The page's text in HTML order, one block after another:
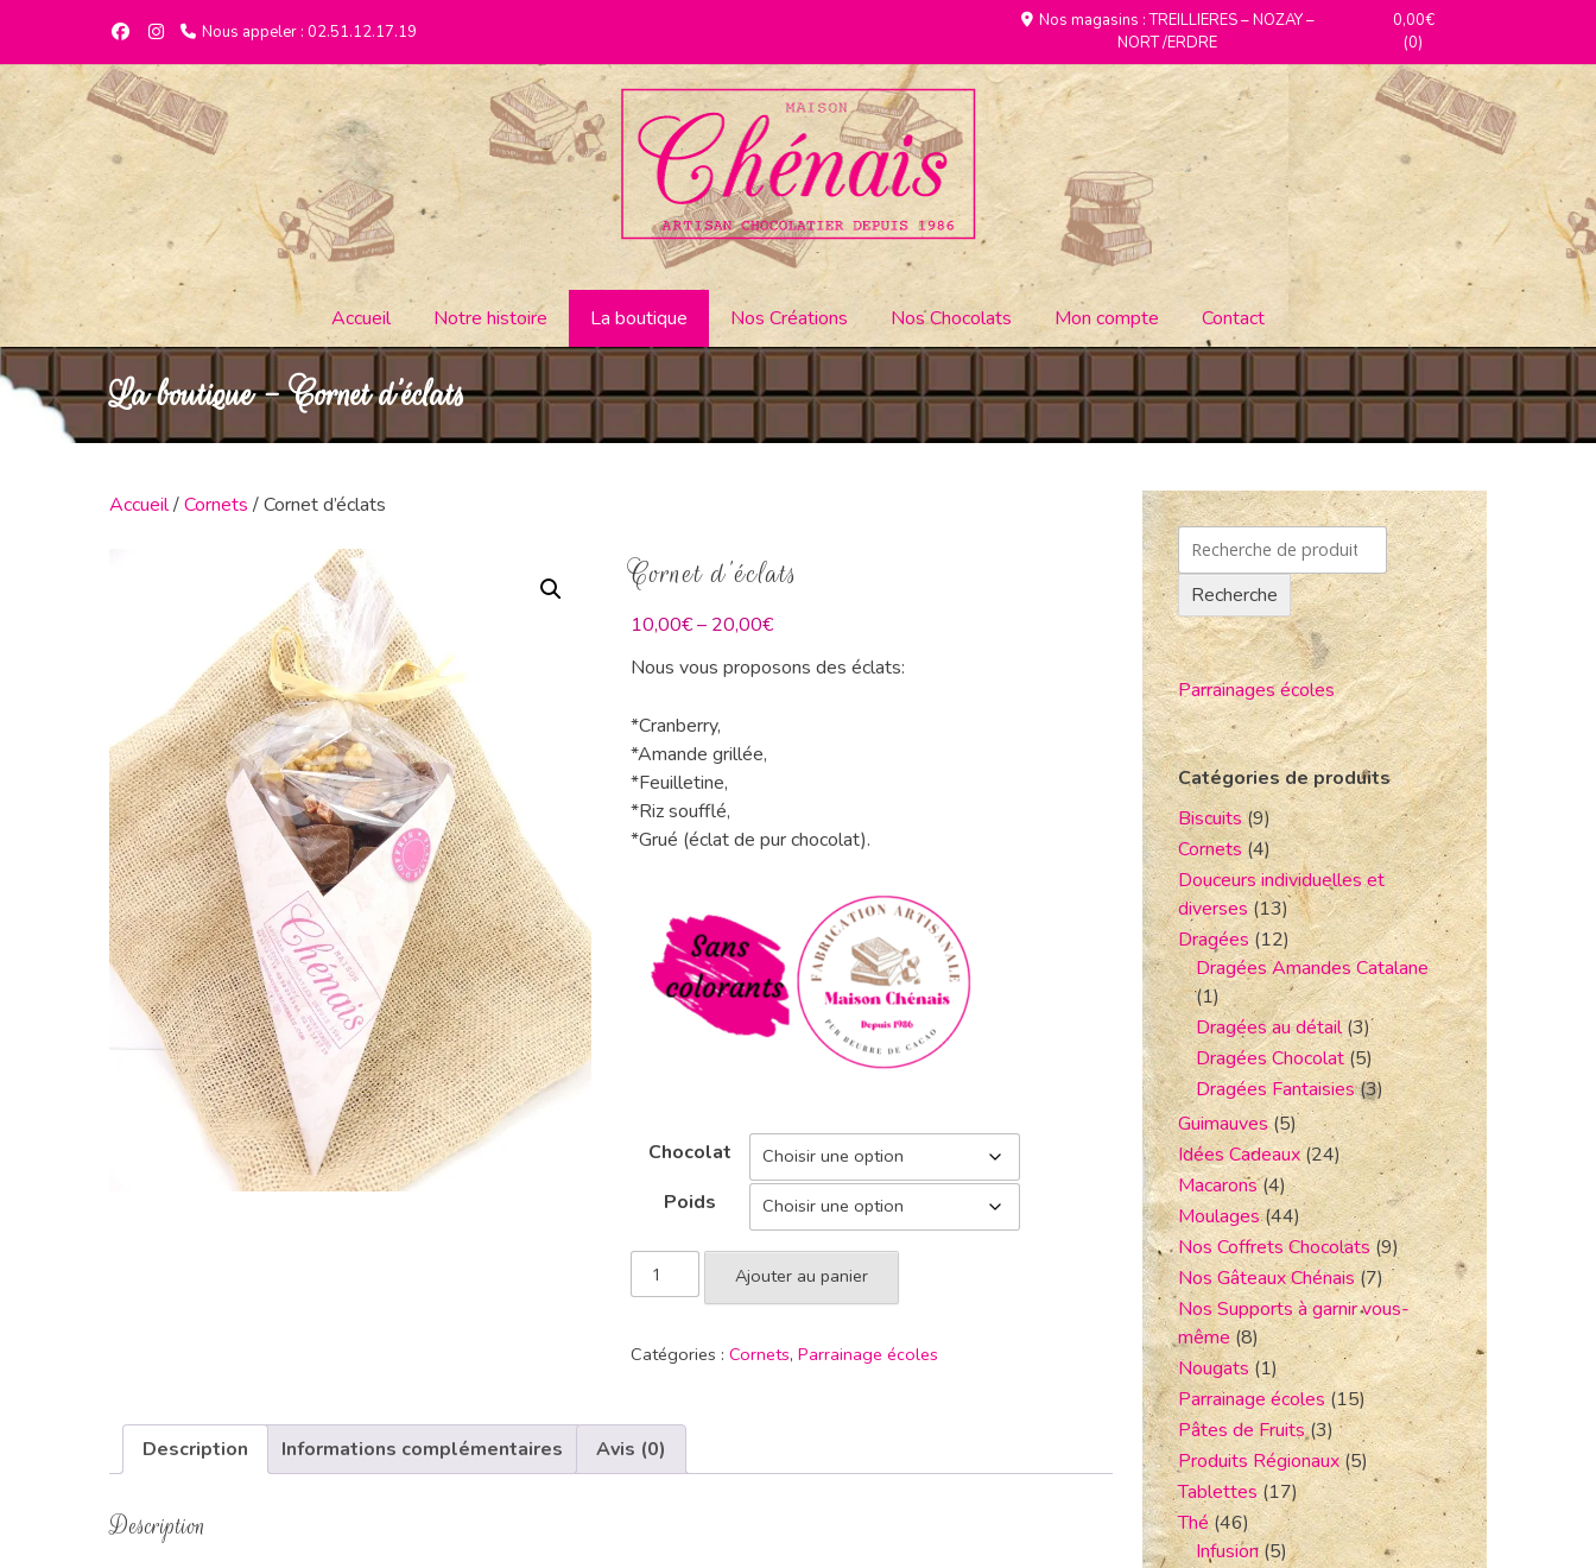
Nous appeler : 02.51.12.17.19
Nos magasins : TREILLIERES – NOZAY –
NORT /ERDRE
0,00€
(0)
Accueil Notre histoire La boutique Nos Créations Nos Chocolats Mon compte Contact
La boutique - Cornet d’éclats
Accueil/Cornets / Cornet d’éclats
Cornet d’éclats
10,00€– 20,00€
Nous vous proposons des éclats:
*Cranberry,
*Amande grillée,
*Feuilletine,
*Riz soufflé,
*Grué (éclat de pur chocolat).
Chocolat
Poids
Ajouter au panier
Catégories :Cornets,Parrainage écoles
Description Informations complémentaires Avis (0)
Description
Recherche
Parrainages écoles
Catégories de produits
Biscuits (9)
Cornets (4)
Douceurs individuelles et
diverses (13)
Dragées (12)
Dragées Amandes Catalane
(1)
Dragées au détail (3)
Dragées Chocolat (5)
Dragées Fantaisies(3)
Guimauves (5)
Idées Cadeaux(24)
Macarons(4)
Moulages(44)
Nos Coffrets Chocolats (9)
Nos Gâteaux Chénais (7)
Nos Supports à garnir vous-
même (8)
Nougats (1)
Parrainage écoles (15)
Pâtes de Fruits (3)
Produits Régionaux(5)
Tablettes (17)
Thé (46)
Infusion (5)